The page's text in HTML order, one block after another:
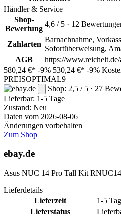
Händler & Service
Shop-
Bewertung
4,6 / 5 · 12
Zahlarten
Barnachnahme,
Sofortüberweisung,
AGB
https://www.reichelt.de/
580,24 €* -9% 530,24 €* -9%
PREISOPTIMAL9
Shop: 2,5 / 5 · 27
Lieferbar: 1-5 Tage
Zustand: Neu
Daten vom 2026-08-06
Änderungen vorbehalten
Zum Shop
ebay.de
Asus NUC 14 Pro Tall Kit
Lieferdetails
Lieferzeit
1-5
Lieferstatus